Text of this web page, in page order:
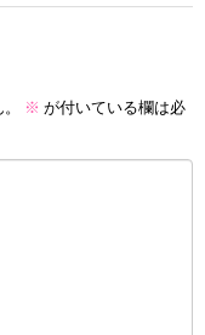
※ が付いている欄は必